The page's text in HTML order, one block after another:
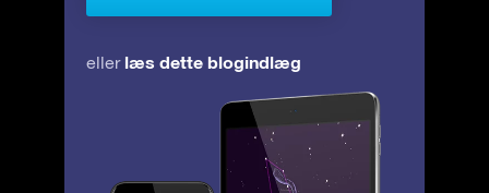
eller læs dette blogindlæg